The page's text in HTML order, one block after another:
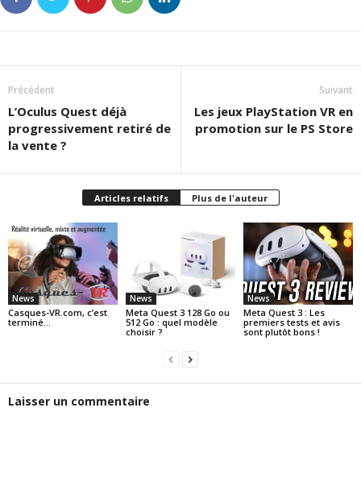
Précédent
L’Oculus Quest déjà
progressivement retiré de
la vente ?
Suivant
Les jeux PlayStation VR en
promotion sur le PS Store
Articles relatifs Plus de l'auteur
News
Casques-VR.com, c’est
terminé…
News
Meta Quest 3 128 Go ou
512 Go : quel modèle
choisir ?
News
Meta Quest 3 : Les
premiers tests et avis
sont plutôt bons !
Laisser un commentaire